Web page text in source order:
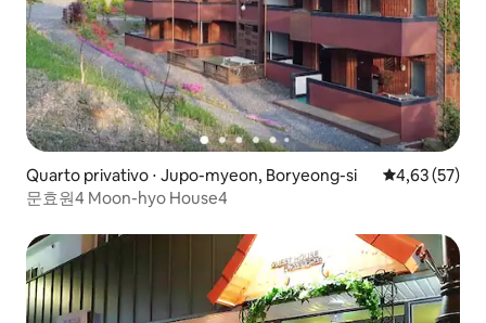
Quarto privativo ⋅ Jupo-myeon, Boryeong-si 4,63 de uma
4,63 (57)
문효원4 Moon-hyo House4